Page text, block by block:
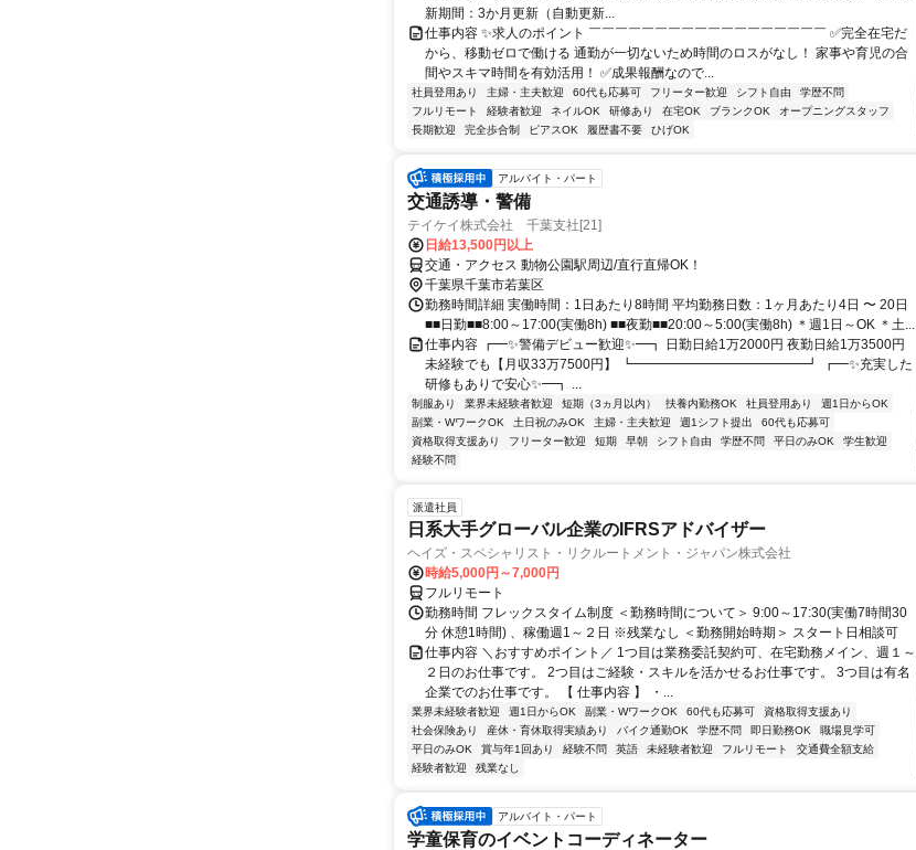
新期間：3か月更新（自動更新...
仕事内容 ✨求人のポイント ￣￣￣￣￣￣￣￣￣￣￣￣￣￣￣￣￣￣ ✅完全在宅だ
から、移動ゼロで働ける 通勤が一切ないため時間のロスがなし！ 家事や育児の合
間やスキマ時間を有効活用！ ✅成果報酬なので...
社員登用あり 主婦・主夫歓迎 60代も応募可 フリーター歓迎 シフト自由
学歴不問
フルリモート
経験者歓迎 ネイルOK 研修あり 在宅OK ブランクOK
オープニングスタッフ
長期歓迎
完全歩合制 ピアスOK 履歴書不要 ひげOK
アルバイト・パート
交通誘導・警備
テイケイ株式会社 千葉支社[21]
日給13,500円以上
交通・アクセス 動物公園駅周辺/直行直帰OK！
千葉県千葉市若葉区
勤務時間詳細 実働時間：1日あたり8時間 平均勤務日数：1ヶ月あたり4日 〜 20日
■■日勤■■8:00～17:00(実働8h) ■■夜勤■■20:00～5:00(実働8h) ＊週1日～OK ＊土...
仕事内容 ┏━✨警備デビュー歓迎✨━┓ 日勤日給1万2000円 夜勤日給1万3500円
未経験でも【月収33万7500円】 ┗━━━━━━━━━━━━━┛ ┏━✨充実した
研修もありで安心✨━┓ ...
制服あり 業界未経験者歓迎 短期（3ヵ月以内） 扶養内勤務OK 社員登用あり
週1日からOK
副業・WワークOK
土日祝のみOK 主婦・主夫歓迎 週1シフト提出
60代も応募可
資格取得支援あり
フリーター歓迎 短期 早朝 シフト自由 学歴不問 平日のみOK
学生歓迎
経験不問
派遣社員
日系大手グローバル企業のIFRSアドバイザー
ヘイズ・スペシャリスト・リクルートメント・ジャパン株式会社
時給5,000円～7,000円
フルリモート
勤務時間 フレックスタイム制度 ＜勤務時間について＞ 9:00～17:30(実働7時間30
分 休憩1時間) 、稼働週1～２日 ※残業なし ＜勤務開始時期＞ スタート日相談可
仕事内容 ＼おすすめポイント／ 1つ目は業務委託契約可、在宅勤務メイン、週１～
２日のお仕事です。 2つ目はご経験・スキルを活かせるお仕事です。 3つ目は有名
企業でのお仕事です。 【 仕事内容 】 ・...
業界未経験者歓迎 週1日からOK 副業・WワークOK 60代も応募可
資格取得支援あり
社会保険あり
産休・育休取得実績あり バイク通勤OK 学歴不問 即日勤務OK
職場見学可
平日のみOK
賞与年1回あり 経験不問 英語 未経験者歓迎 フルリモート
交通費全額支給
経験者歓迎
残業なし
アルバイト・パート
学童保育のイベントコーディネーター